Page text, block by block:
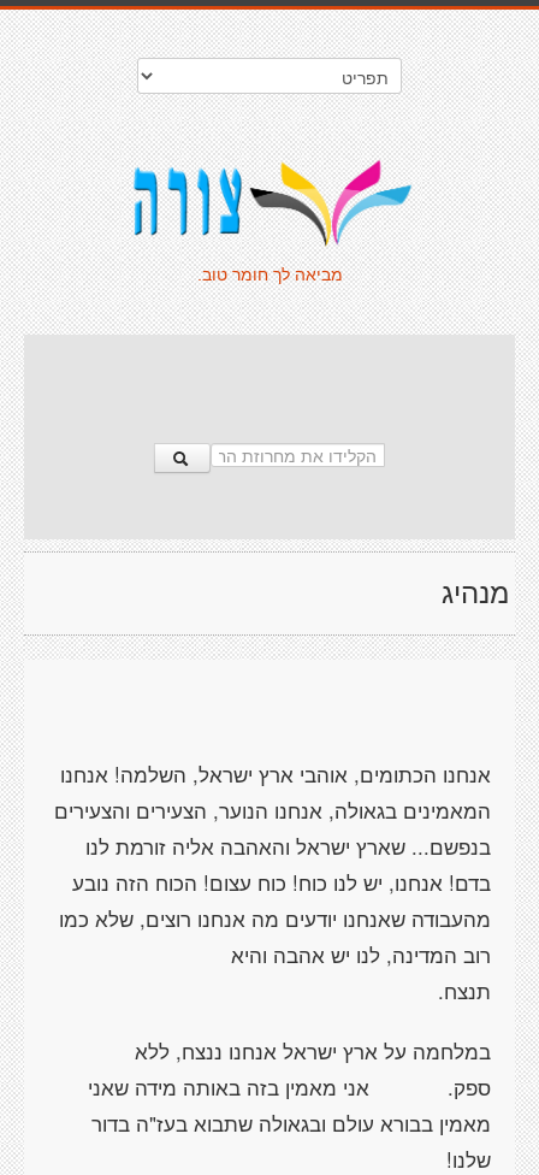
מביאה לך חומר טוב.
מנהיג
אנחנו הכתומים, אוהבי ארץ ישראל, השלמה! אנחנו
המאמינים בגאולה, אנחנו הנוער, הצעירים והצעירים
בנפשם... שארץ ישראל והאהבה אליה זורמת לנו
בדם! אנחנו, יש לנו כוח! כוח עצום! הכוח הזה נובע
מהעבודה שאנחנו יודעים מה אנחנו רוצים, שלא כמו
רוב המדינה, לנו יש אהבה והיא
תנצח.
במלחמה על ארץ ישראל אנחנו ננצח, ללא
ספק. אני מאמין בזה באותה מידה שאני
מאמין בבורא עולם ובגאולה שתבוא בעז"ה בדור
שלנו!